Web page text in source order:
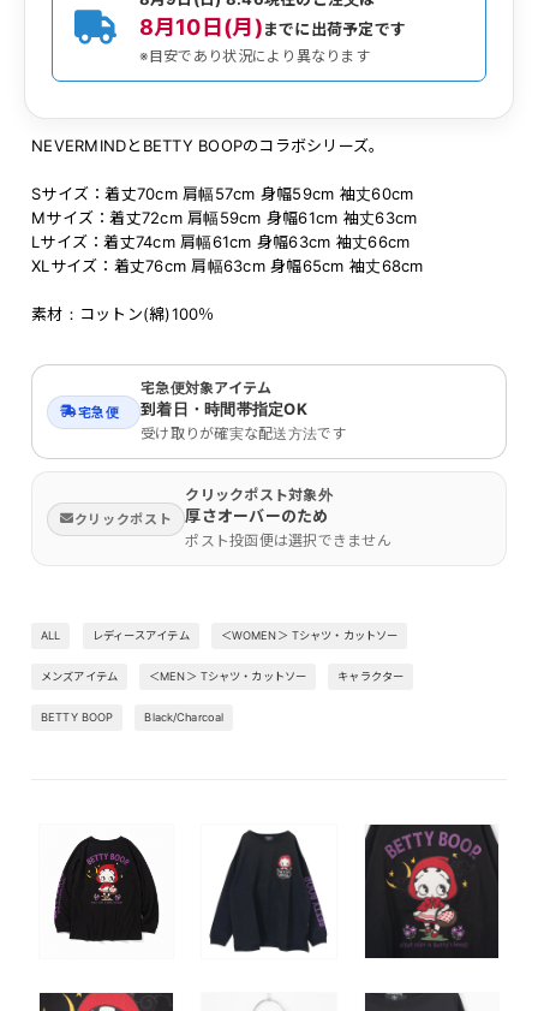
8月10日(月)までに出荷予定です
※目安であり状況により異なります
NEVERMINDとBETTY BOOPのコラボシリーズ。
Sサイズ：着丈70cm 肩幅57cm 身幅59cm 袖丈60cm
Mサイズ：着丈72cm 肩幅59cm 身幅61cm 袖丈63cm
Lサイズ：着丈74cm 肩幅61cm 身幅63cm 袖丈66cm
XLサイズ：着丈76cm 肩幅63cm 身幅65cm 袖丈68cm
素材：コットン(綿)100％
宅急便
宅急便対象アイテム
到着日・時間帯指定OK
受け取りが確実な配送方法です
クリックポスト
クリックポスト対象外
厚さオーバーのため
ポスト投函便は選択できません
ALL レディースアイテム ＜WOMEN＞ Tシャツ・カットソー
メンズアイテム ＜MEN＞ Tシャツ・カットソー キャラクター
BETTY BOOP Black/Charcoal